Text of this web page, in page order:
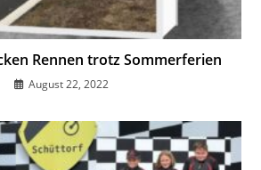
Rennen trotz Sommerferien
August 22, 2022